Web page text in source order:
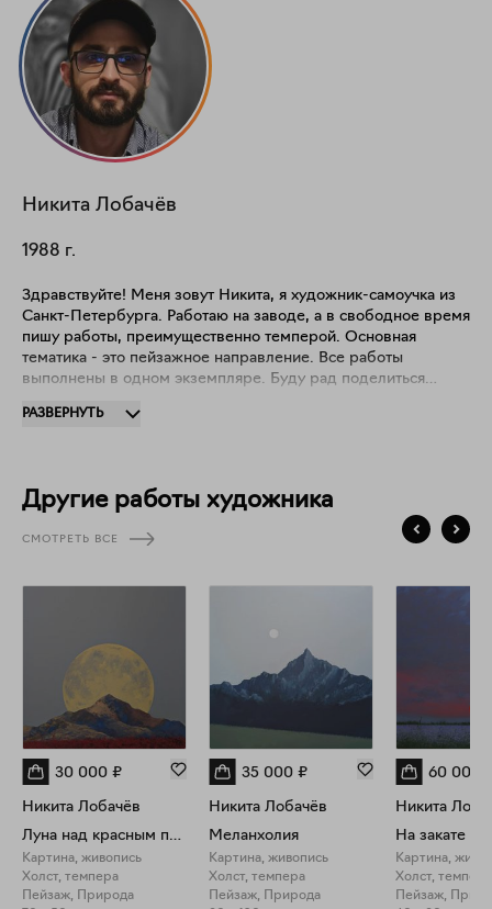
Никита Лобачёв
1988 г.
Здравствуйте! Меня зовут Никита, я художник-самоучка из
Санкт-Петербурга. Работаю на заводе, а в свободное время
пишу работы, преимущественно темперой. Основная
тематика - это пейзажное направление. Все работы
выполнены в одном экземпляре. Буду рад поделиться
РАЗВЕРНУТЬ
Другие работы художника
СМОТРЕТЬ ВСЕ
30 000 ₽
Никита Лобачёв
Луна над красным полем
Картина, живопись
Холст, темпера
Пейзаж, Природа
35 000 ₽
Никита Лобачёв
Меланхолия
Картина, живопись
Холст, темпера
Пейзаж, Природа
60 000
Никита
На закате
Картина,
Холст, темпера
Пейзаж,